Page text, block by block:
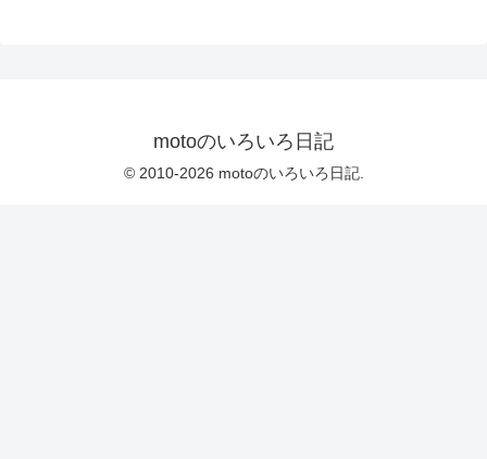
motoのいろいろ日記
© 2010-2026 motoのいろいろ日記.